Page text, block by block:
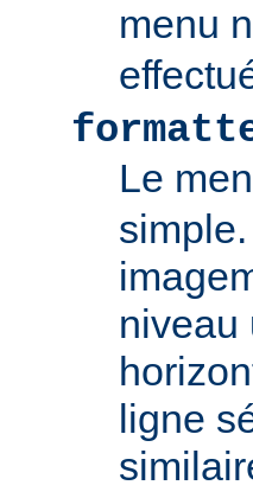
menu
Le
niveau
ligne